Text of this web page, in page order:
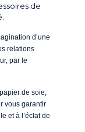
de
d’une
relations
par le
de soie,
vous garantir
et à l’éclat de